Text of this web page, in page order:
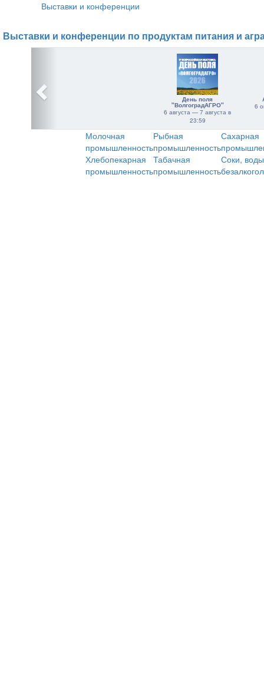
Выставки и конференции
Выставки и конференции по продуктам питания и
День поля
"ВолгоградАГРО"
6 августа — 7 августа в
23:59
6
Молочная
промышленность
Рыбная
промышленность
Сахарная
Хлебопекарная
промышленность
Табачная
промышленность
Соки,